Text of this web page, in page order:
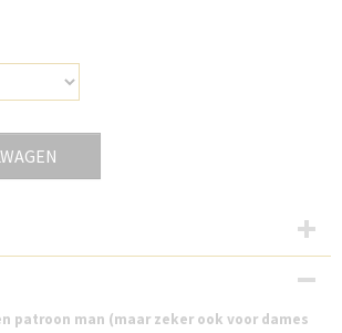
patroon man (maar zeker ook voor dames